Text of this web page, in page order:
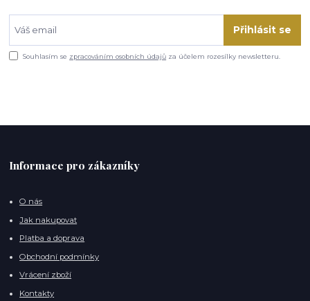
Přihlásit se
Souhlasím se zpracováním osobních údajů za účelem rozesílky newsletteru.
Informace pro zákazníky
O nás
Jak nakupovat
Platba a doprava
Obchodní podmínky
Vrácení zboží
Kontakty